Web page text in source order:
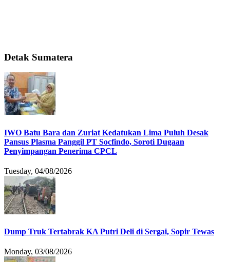
Detak Sumatera
IWO Batu Bara dan Zuriat Kedatukan Lima Puluh Desak
Pansus Plasma Panggil PT Socfindo, Soroti Dugaan
Penyimpangan Penerima CPCL
Tuesday, 04/08/2026
Dump Truk Tertabrak KA Putri Deli di Sergai, Sopir Tewas
Monday, 03/08/2026